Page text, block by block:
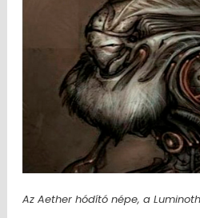
Az Aether hódító népe, a